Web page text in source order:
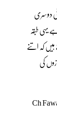
دوسری
یہی طبقہ
کہ اتنے
کی